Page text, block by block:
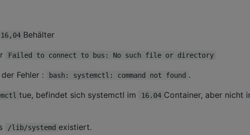
16,04 Behälter
Failed to connect to bus: No such file or directory
Fehler : bash: systemctl: command not found .
tue, befindet sich systemctl im 16.04 Container, aber nicht
/lib/systemd existiert.